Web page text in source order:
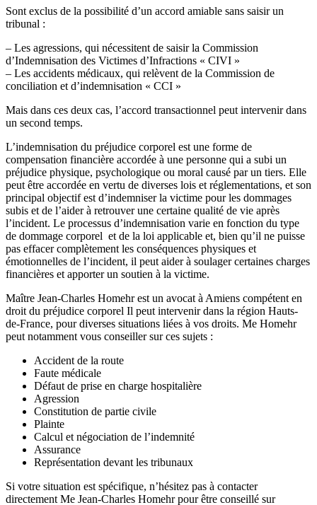
Sont exclus de la possibilité d’un accord amiable sans saisir un
tribunal :
– Les agressions, qui nécessitent de saisir la Commission
d’Indemnisation des Victimes d’Infractions « CIVI »
– Les accidents médicaux, qui relèvent de la Commission de
conciliation et d’indemnisation « CCI »
Mais dans ces deux cas, l’accord transactionnel peut intervenir dans
un second temps.
L’indemnisation du préjudice corporel est une forme de
compensation financière accordée à une personne qui a subi un
préjudice physique, psychologique ou moral causé par un tiers. Elle
peut être accordée en vertu de diverses lois et réglementations, et son
principal objectif est d’indemniser la victime pour les dommages
subis et de l’aider à retrouver une certaine qualité de vie après
l’incident. Le processus d’indemnisation varie en fonction du type
de dommage corporel et de la loi applicable et, bien qu’il ne puisse
pas effacer complètement les conséquences physiques et
émotionnelles de l’incident, il peut aider à soulager certaines charges
financières et apporter un soutien à la victime.
Maître Jean-Charles Homehr est un avocat à Amiens compétent en
droit du préjudice corporel Il peut intervenir dans la région Hauts-
de-France, pour diverses situations liées à vos droits. Me Homehr
peut notamment vous conseiller sur ces sujets :
Accident de la route
Faute médicale
Défaut de prise en charge hospitalière
Agression
Constitution de partie civile
Plainte
Calcul et négociation de l’indemnité
Assurance
Représentation devant les tribunaux
Si votre situation est spécifique, n’hésitez pas à contacter
directement Me Jean-Charles Homehr pour être conseillé sur